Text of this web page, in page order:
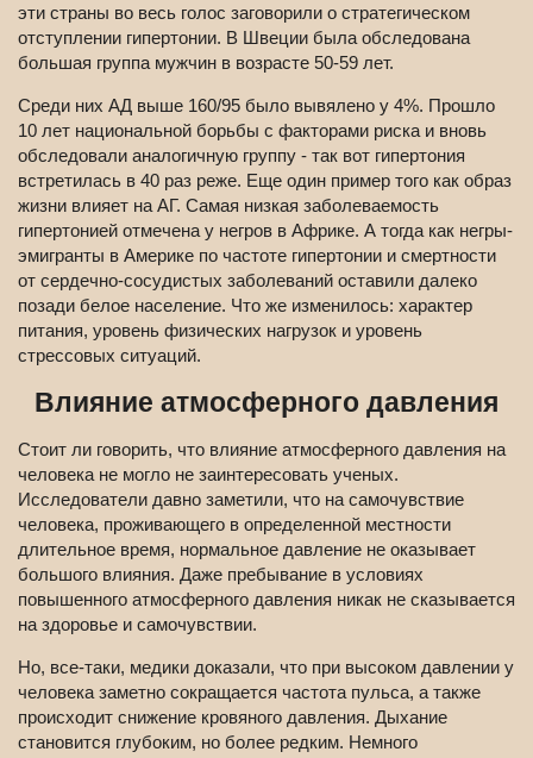
эти страны во весь голос заговорили о стратегическом
отступлении гипертонии. В Швеции была обследована
большая группа мужчин в возрасте 50-59 лет.
Среди них АД выше 160/95 было вывялено у 4%. Прошло
10 лет национальной борьбы с факторами риска и вновь
обследовали аналогичную группу - так вот гипертония
встретилась в 40 раз реже. Еще один пример того как образ
жизни влияет на АГ. Самая низкая заболеваемость
гипертонией отмечена у негров в Африке. А тогда как негры-
эмигранты в Америке по частоте гипертонии и смертности
от сердечно-сосудистых заболеваний оставили далеко
позади белое население. Что же изменилось: характер
питания, уровень физических нагрузок и уровень
стрессовых ситуаций.
Влияние атмосферного давления
Стоит ли говорить, что влияние атмосферного давления на
человека не могло не заинтересовать ученых.
Исследователи давно заметили, что на самочувствие
человека, проживающего в определенной местности
длительное время, нормальное давление не оказывает
большого влияния. Даже пребывание в условиях
повышенного атмосферного давления никак не сказывается
на здоровье и самочувствии.
Но, все-таки, медики доказали, что при высоком давлении у
человека заметно сокращается частота пульса, а также
происходит снижение кровяного давления. Дыхание
становится глубоким, но более редким. Немного